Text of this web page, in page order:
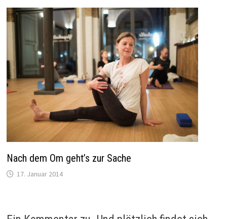
Nach dem Om geht’s zur Sache
17. Januar 2014